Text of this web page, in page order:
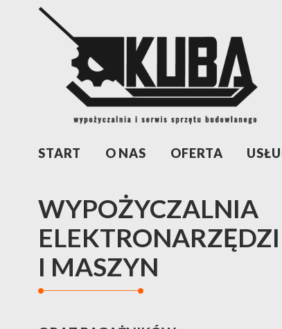
START O NAS OFERTA
WYPOŻYCZALNIA
ELEKTRONARZĘDZI
I MASZYN